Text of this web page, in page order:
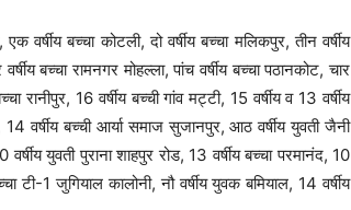
बच्चा कोटली, दो वर्षीय बच्चा मलिकपुर, तीन वर्षीय
बच्चा रामनगर मोहल्ला, पांच वर्षीय बच्चा पठानकोट, चार
रानीपुर, 16 वर्षीय बच्ची गांव मट्टी, 15 वर्षीय व 13 वर्षीय
वर्षीय बच्ची आर्या समाज सुजानपुर, आठ वर्षीय युवती जैनी
युवती पुराना शाहपुर रोड, 13 वर्षीय बच्चा परमानंद, 10
1 जुगियाल कालोनी, नौ वर्षीय युवक बमियाल, 14 वर्षीय